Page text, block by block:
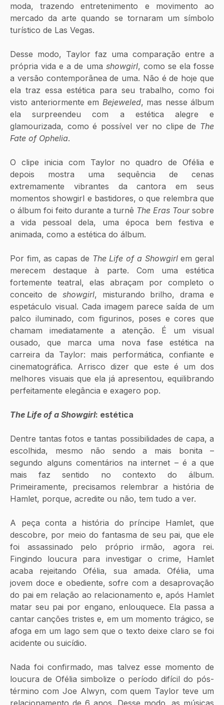
moda, trazendo entretenimento e movimento ao
mercado da arte quando se tornaram um símbolo
turístico de Las Vegas.
Desse modo, Taylor faz uma comparação entre a
própria vida e a de uma showgirl, como se ela fosse
a versão contemporânea de uma. Não é de hoje que
ela traz essa estética para seu trabalho, como foi
visto anteriormente em Bejeweled, mas nesse álbum
ela surpreendeu com a estética alegre e
glamourizada, como é possível ver no clipe de The
Fate of Ophelia.
O clipe inicia com Taylor no quadro de Ofélia e
depois mostra uma sequência de cenas
extremamente vibrantes da cantora em seus
momentos showgirl e bastidores, o que relembra que
o álbum foi feito durante a turnê The Eras Tour sobre
a vida pessoal dela, uma época bem festiva e
animada, como a estética do álbum.
Por fim, as capas de The Life of a Showgirl em geral
merecem destaque à parte. Com uma estética
fortemente teatral, elas abraçam por completo o
conceito de showgirl, misturando brilho, drama e
espetáculo visual. Cada imagem parece saída de um
palco iluminado, com figurinos, poses e cores que
chamam imediatamente a atenção. É um visual
ousado, que marca uma nova fase estética na
carreira da Taylor: mais performática, confiante e
cinematográfica. Arrisco dizer que este é um dos
melhores visuais que ela já apresentou, equilibrando
perfeitamente elegância e exagero pop.
The Life of a Showgirl: estética
Dentre tantas fotos e tantas possibilidades de capa, a
escolhida, mesmo não sendo a mais bonita –
segundo alguns comentários na internet – é a que
mais faz sentido no contexto do álbum.
Primeiramente, precisamos relembrar a história de
Hamlet, porque, acredite ou não, tem tudo a ver.
A peça conta a história do príncipe Hamlet, que
descobre, por meio do fantasma de seu pai, que ele
foi assassinado pelo próprio irmão, agora rei.
Fingindo loucura para investigar o crime, Hamlet
acaba rejeitando Ofélia, sua amada. Ofélia, uma
jovem doce e obediente, sofre com a desaprovação
do pai em relação ao relacionamento e, após Hamlet
matar seu pai por engano, enlouquece. Ela passa a
cantar canções tristes e, em um momento trágico, se
afoga em um lago sem que o texto deixe claro se foi
acidente ou suicídio.
Nada foi confirmado, mas talvez esse momento de
loucura de Ofélia simbolize o período difícil do pós-
término com Joe Alwyn, com quem Taylor teve um
relacionamento de 6 anos. Desse modo, as músicas